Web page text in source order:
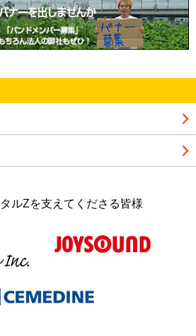
ルZを支えてくださる皆様